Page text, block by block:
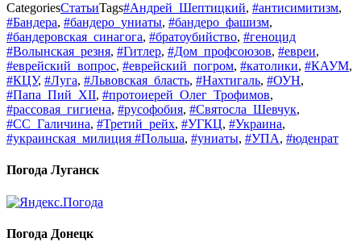
CategoriesСтатьиTags#Андрей_Шептицкий, #антисимитизм,
#Бандера, #бандеро_униаты, #бандеро_фашизм,
#бандеровская_синагога, #братоубийство, #геноцид
#Волынская_резня, #Гитлер, #Дом_профсоюзов, #евреи,
#еврейский_вопрос, #еврейский_погром, #католики, #КАУМ,
#КЦУ, #Луга, #Львовская_бласть, #Нахтигаль, #ОУН,
#Папа_Пий_XII, #протоиерей_Олег_Трофимов,
#рассовая_гигиена, #русофобия, #Святосла_Шевчук,
#СС_Галичина, #Третий_рейх, #УГКЦ, #Украина,
#украинская_милиция #Польша, #униаты, #УПА, #юденрат
Погода Луганск
Погода Донецк